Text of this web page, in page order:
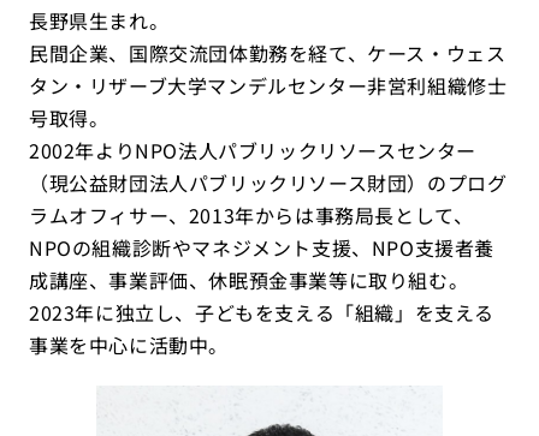
長野県生まれ。
民間企業、国際交流団体勤務を経て、ケース・ウェス
タン・リザーブ大学マンデルセンター非営利組織修士
号取得。
2002年よりNPO法人パブリックリソースセンター
（現公益財団法人パブリックリソース財団）のプログ
ラムオフィサー、2013年からは事務局長として、
NPOの組織診断やマネジメント支援、NPO支援者養
成講座、事業評価、休眠預金事業等に取り組む。
2023年に独立し、子どもを支える「組織」を支える
事業を中心に活動中。